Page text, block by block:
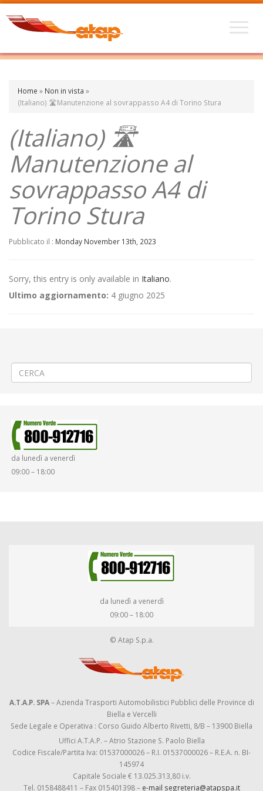
Home » Non in vista »
(Italiano) 🛣️Manutenzione al sovrappasso A4 di Torino Stura
(Italiano) 🛣️
Manutenzione al
sovrappasso A4 di
Torino Stura
Pubblicato il : Monday November 13th, 2023
Sorry, this entry is only available in Italiano.
Ultimo aggiornamento: 4 giugno 2025
da lunedì a venerdì
09:00 – 18:00
da lunedì a venerdì
09:00 – 18:00
© Atap S.p.a.
A.T.A.P. SPA– Azienda Trasporti Automobilistici Pubblici delle Province di
Biella e Vercelli
Sede Legale e Operativa : Corso Guido Alberto Rivetti, 8/B – 13900 Biella
Uffici A.T.A.P. – Atrio Stazione S. Paolo Biella
Codice Fiscale/Partita Iva: 01537000026 – R.I. 01537000026 – R.E.A. n. BI-
145974
Capitale Sociale € 13.025.313,80 i.v.
Tel. 0158488411 – Fax 015401398 – e-mail segreteria@atapspa.it